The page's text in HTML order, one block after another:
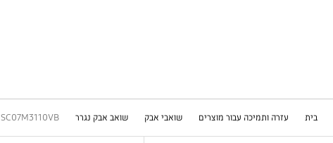
בית עזרה ותמיכה עבור מוצרים שואבי אבק שואב אבק נגרר SC07M3110VB